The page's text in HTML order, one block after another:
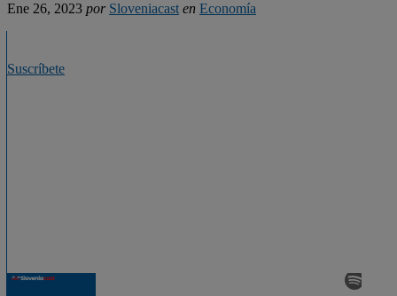
Ene 26, 2023 por Sloveniacast en Economía
Suscríbete